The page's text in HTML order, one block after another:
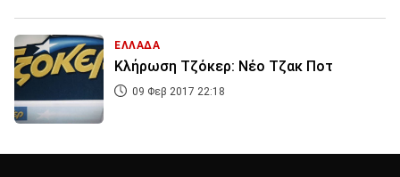
ΕΛΛΑΔΑ
Κλήρωση Τζόκερ: Νέο Τζακ Ποτ
09 Φεβ 2017 22:18